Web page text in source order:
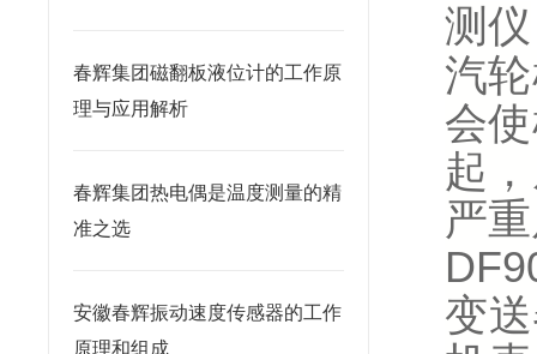
春辉集团磁翻板液位计的工作原
理与应用解析
春辉集团热电偶是温度测量的精
准之选
安徽春辉振动速度传感器的工作
原理和组成
测仪
汽
会
起
严
变